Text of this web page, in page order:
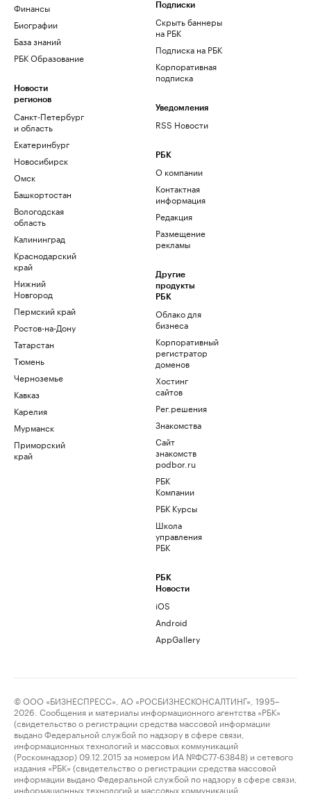
Финансы
Биографии
База знаний
РБК Образование
Новости
регионов
Санкт-Петербург
и область
Екатеринбург
Новосибирск
Омск
Башкортостан
Вологодская
область
Калининград
Краснодарский
край
Нижний
Новгород
Пермский край
Ростов-на-Дону
Татарстан
Тюмень
Черноземье
Кавказ
Карелия
Мурманск
Приморский
край
Подписки
Скрыть баннеры
на РБК
Подписка на РБК
Корпоративная
подписка
Уведомления
RSS Новости
РБК
О компании
Контактная
информация
Редакция
Размещение
рекламы
Другие
продукты
РБК
Облако для
бизнеса
Корпоративный
регистратор
доменов
Хостинг
сайтов
Рег.решения
Знакомства
Сайт
знакомств
podbor.ru
РБК
Компании
РБК Курсы
Школа
управления
РБК
РБК
Новости
iOS
Android
AppGallery
© ООО «БИЗНЕСПРЕСС», АО «РОСБИЗНЕСКОНСАЛТИНГ», 1995–
2026. Сообщения и материалы информационного агентства «РБК»
(свидетельство о регистрации средства массовой информации
выдано Федеральной службой по надзору в сфере связи,
информационных технологий и массовых коммуникаций
(Роскомнадзор) 09.12.2015 за номером ИА №ФС77-63848) и сетевого
издания «РБК» (свидетельство о регистрации средства массовой
информации выдано Федеральной службой по надзору в сфере связи,
информационных технологий и массовых коммуникаций